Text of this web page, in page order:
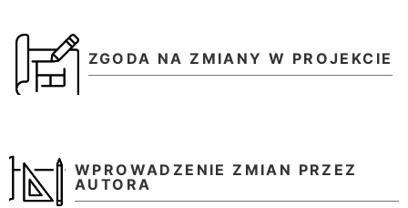
ZGODA NA ZMIANY W PROJEKCIE
WPROWADZENIE ZMIAN PRZEZ
AUTORA